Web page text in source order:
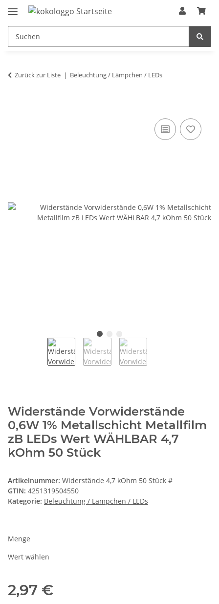
Zurück zur Liste Beleuchtung / Lämpchen / LEDs
Widerstände Vorwiderstände
0,6W 1% Metallschicht Metallfilm
zB LEDs Wert WÄHLBAR 4,7
kOhm 50 Stück
Artikelnummer: Widerstände 4,7 kOhm 50 Stück #
GTIN: 4251319504550
Kategorie: Beleuchtung / Lämpchen / LEDs
Menge
Wert wählen
2,97 €